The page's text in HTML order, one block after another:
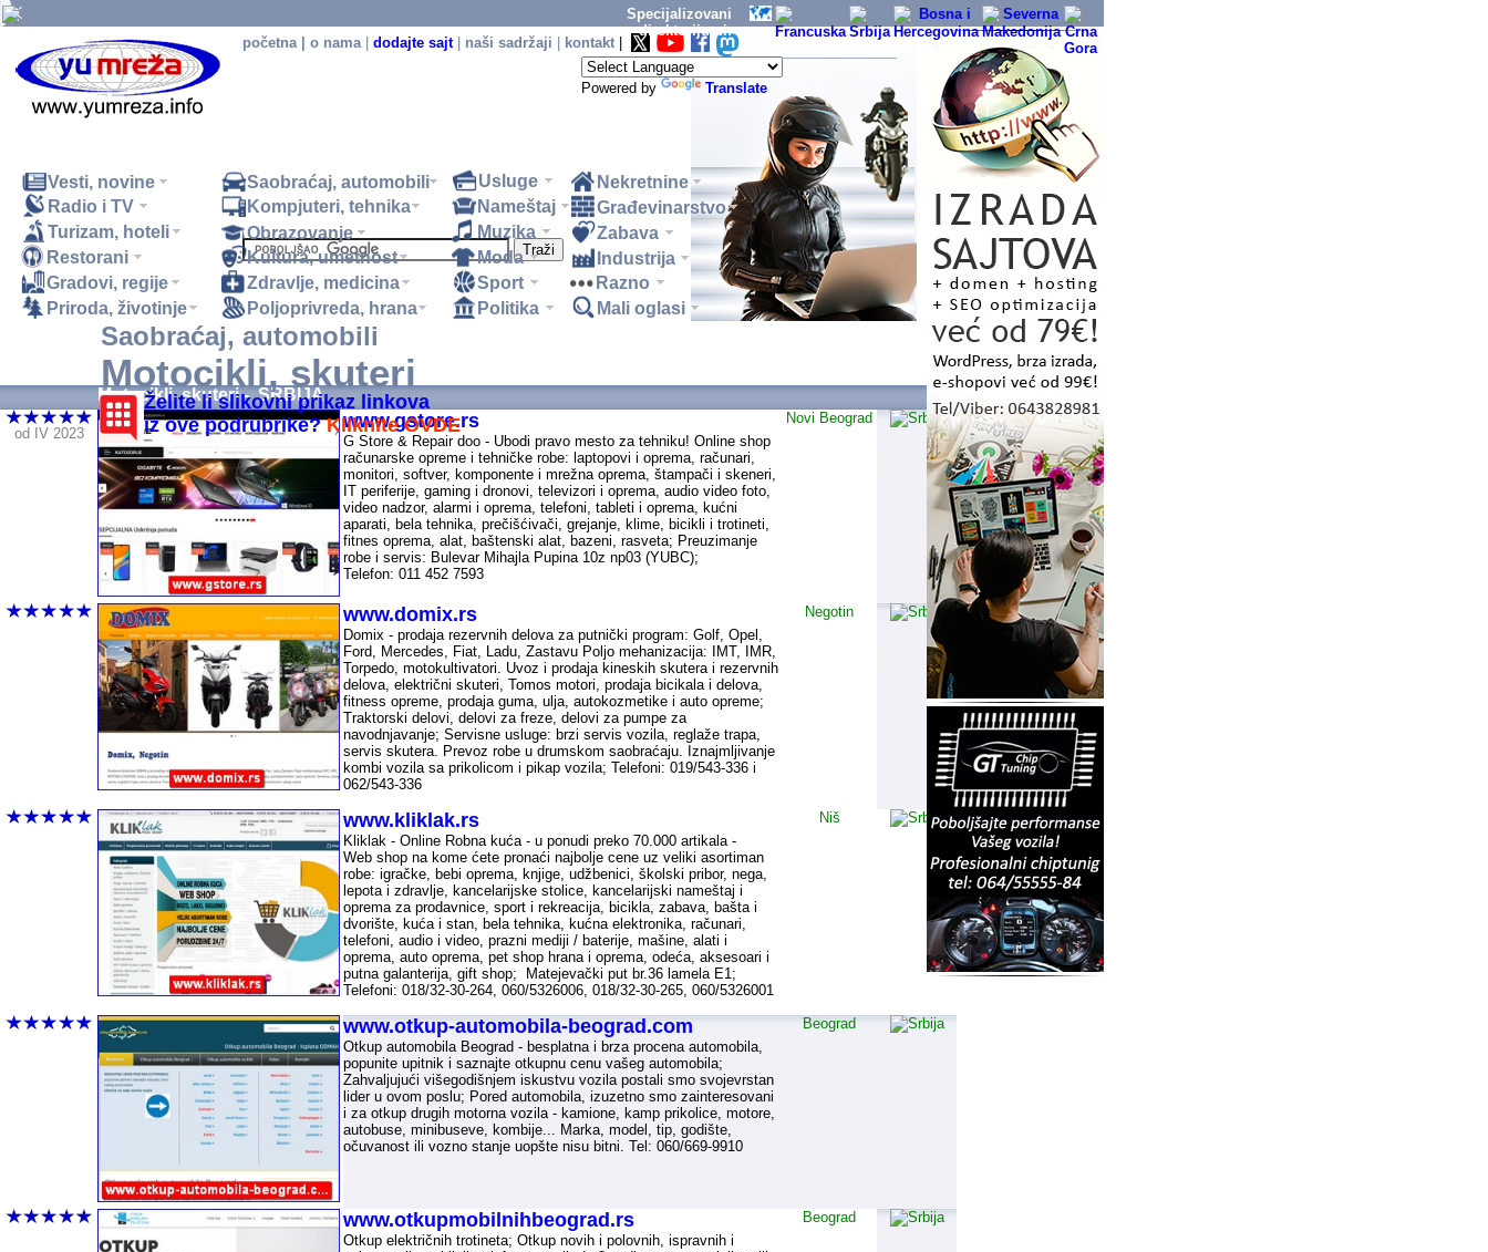
Specijalizovani
direktorijumi:
Gradovi, regije
Industrija
Mali oglasi
Razno
Restorani
Turizam, hoteli
Radio i TV
Vesti, novine
Priroda, životinje
Saobraćaj, automobili
Kompjuteri, tehnika
Kultura, umetnost
Obrazovanje
Zdravlje, medicina
Poljoprivreda, hrana
Usluge
Zabava
Muzika
Moda
Sport
Politika
Nekretnine
Građevinarstvo
Nameštaj
početna| o nama| dodajte sajt naši sadržaji kontakt
Saobraćaj, automobili
Motocikli, skuteri
Želite li slikovni prikaz linkova
iz ove podrubrike?Kliknite OVDE
Powered by Translate
Motocikli, skuteri - SRBIJA
od IV 2023
www.gstore.rs
G Store & Repair doo - Ubodi pravo mesto za tehniku! Online shop
računarske opreme i tehničke robe: laptopovi i oprema, računari,
monitori, softver, komponente i mrežna oprema, štampači i skeneri,
IT periferije, gaming i dronovi, televizori i oprema, audio video foto,
video nadzor, alarmi i oprema, telefoni, tableti i oprema, kućni
aparati, bela tehnika, prečišćivači, grejanje, klime, bicikli i trotineti,
fitnes oprema, alat, baštenski alat, bazeni, rasveta; Preuzimanje
robe i servis: Bulevar Mihajla Pupina 10z np03 (YUBC);
Telefon: 011 452 7593
Novi Beograd
www.domix.rs
Domix - prodaja rezervnih delova za putnički program: Golf, Opel,
Ford, Mercedes, Fiat, Ladu, Zastavu Poljo mehanizacija: IMT, IMR,
Torpedo, motokultivatori. Uvoz i prodaja kineskih skutera i rezervnih
delova, električni skuteri, Tomos motori, prodaja bicikala i delova,
fitness opreme, prodaja guma, ulja, autokozmetike i auto opreme;
Traktorski delovi, delovi za freze, delovi za pumpe za
navodnjavanje; Servisne usluge: brzi servis vozila, reglaže trapa,
servis skutera. Prevoz robe u drumskom saobraćaju. Iznajmljivanje
kombi vozila sa prikolicom i pikap vozila; Telefoni: 019/543-336 i
062/543-336
Negotin
www.kliklak.rs
Kliklak - Online Robna kuća - u ponudi preko 70.000 artikala -
Web shop na kome ćete pronaći najbolje cene uz veliki asortiman
robe: igračke, bebi oprema, knjige, udžbenici, školski pribor, nega,
lepota i zdravlje, kancelarijske stolice, kancelarijski nameštaj i
oprema za prodavnice, sport i rekreacija, bicikla, zabava, bašta i
dvorište, kuća i stan, bela tehnika, kućna elektronika, računari,
telefoni, audio i video, prazni mediji / baterije, mašine, alati i
oprema, auto oprema, pet shop hrana i oprema, odeća, aksesoari i
putna galanterija, gift shop; Matejevački put br.36 lamela E1;
Telefoni: 018/32-30-264, 060/5326006, 018/32-30-265, 060/5326001
Niš
www.otkup-automobila-beograd.com
Otkup automobila Beograd - besplatna i brza procena automobila,
popunite upitnik i saznajte otkupnu cenu vašeg automobila;
Zahvaljujući višegodišnjem iskustvu vozila postali smo svojevrstan
lider u ovom poslu; Pored automobila, izuzetno smo zainteresovani
i za otkup drugih motorna vozila - kamione, kamp prikolice, motore,
autobuse, minibuseve, kombije... Marka, model, tip, godište,
očuvanost ili vozno stanje uopšte nisu bitni. Tel: 060/669-9910
Beograd
www.otkupmobilnihbeograd.rs
Otkup električnih trotineta; Otkup novih i polovnih, ispravnih i
Beograd